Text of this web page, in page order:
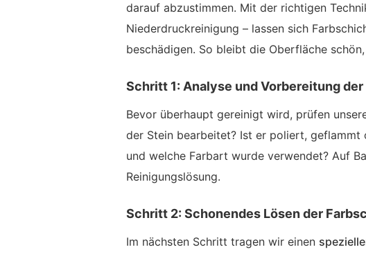
darauf abzustimmen. Mit der richtigen
Niederdruckreinigung – lassen sich
beschädigen. So bleibt die Oberfläche
Schritt 1: Analyse und Vorbereitung der
Bevor überhaupt gereinigt wird, prüfen
der Stein bearbeitet? Ist er poliert,
und welche Farbart wurde verwendet? Auf
Reinigungslösung.
Schritt 2: Schonendes Lösen der
Im nächsten Schritt tragen wir einen